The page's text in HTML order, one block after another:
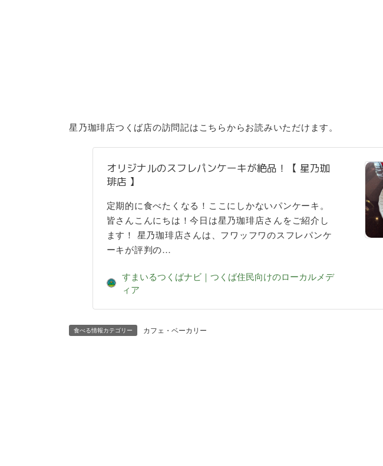
星乃珈琲店つくば店の訪問記はこちらからお読みいただけます。
オリジナルのスフレパンケーキが絶品！【 星乃珈
琲店 】
定期的に食べたくなる！ここにしかないパンケーキ。
皆さんこんにちは！今日は星乃珈琲店さんをご紹介し
ます！ 星乃珈琲店さんは、フワッフワのスフレパンケ
ーキが評判の…
すまいるつくばナビ｜つくば住民向けのローカルメデ
ィア
食べる情報カテゴリー カフェ・ベーカリー